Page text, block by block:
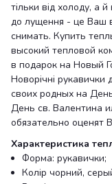
тільки від холоду, а
до лущення - це Ваш
снимать. Купить
высокий тепловой
в подарок на Новый
Новорічні
своих родных на
День св. Валентина
обязательно оценят
Характеристика
Форма: рукавички;
Колір чорний,